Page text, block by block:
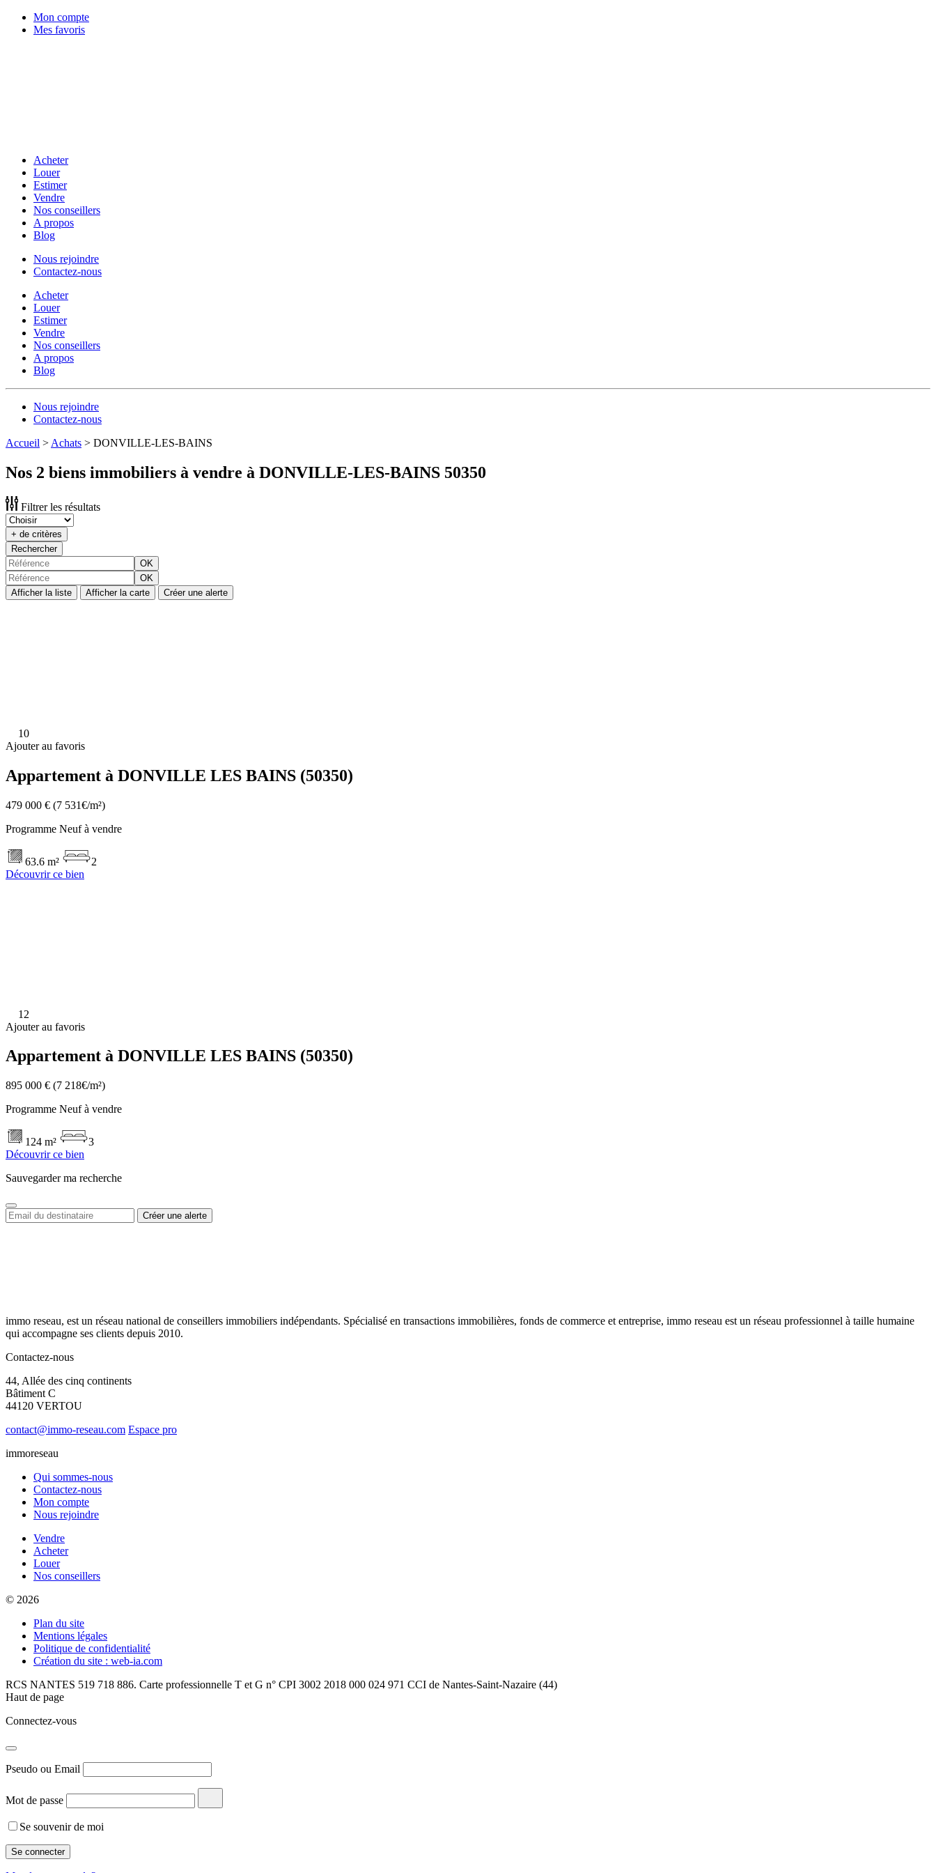
Mon compte
Mes favoris
Acheter
Louer
Estimer
Vendre
Nos conseillers
A propos
Blog
Nous rejoindre
Contactez-nous
Acheter
Louer
Estimer
Vendre
Nos conseillers
A propos
Blog
Nous rejoindre
Contactez-nous
Accueil > Achats > DONVILLE-LES-BAINS
Nos 2 biens immobiliers à vendre à DONVILLE-LES-BAINS 50350
Filtrer les résultats
+ de critères
Rechercher
OK
OK
Afficher la liste
Afficher la carte Créer une alerte
10
Ajouter au favoris
Appartement à DONVILLE LES BAINS (50350)
479 000 € (7 531€/m²)
Programme Neuf à vendre
63.6 m²
2
Découvrir ce bien
12
Ajouter au favoris
Appartement à DONVILLE LES BAINS (50350)
895 000 € (7 218€/m²)
Programme Neuf à vendre
124 m²
3
Découvrir ce bien
Sauvegarder ma recherche
immo reseau, est un réseau national de conseillers immobiliers indépendants. Spécialisé en transactions immobilières, fonds de commerce et entreprise, immo reseau est un réseau professionnel à taille humaine
qui accompagne ses clients depuis 2010.
Contactez-nous
44, Allée des cinq continents
Bâtiment C
44120 VERTOU
contact@immo-reseau.com Espace pro
immoreseau
Qui sommes-nous
Contactez-nous
Mon compte
Nous rejoindre
Vendre
Acheter
Louer
Nos conseillers
© 2026
Plan du site
Mentions légales
Politique de confidentialité
Création du site : web-ia.com
RCS NANTES 519 718 886. Carte professionnelle T et G n° CPI 3002 2018 000 024 971 CCI de Nantes-Saint-Nazaire (44)
Haut de page
Connectez-vous
Pseudo ou Email
Mot de passe
Se souvenir de moi